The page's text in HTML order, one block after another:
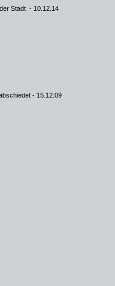
Stadt - 10.12.14
- 15.12.09